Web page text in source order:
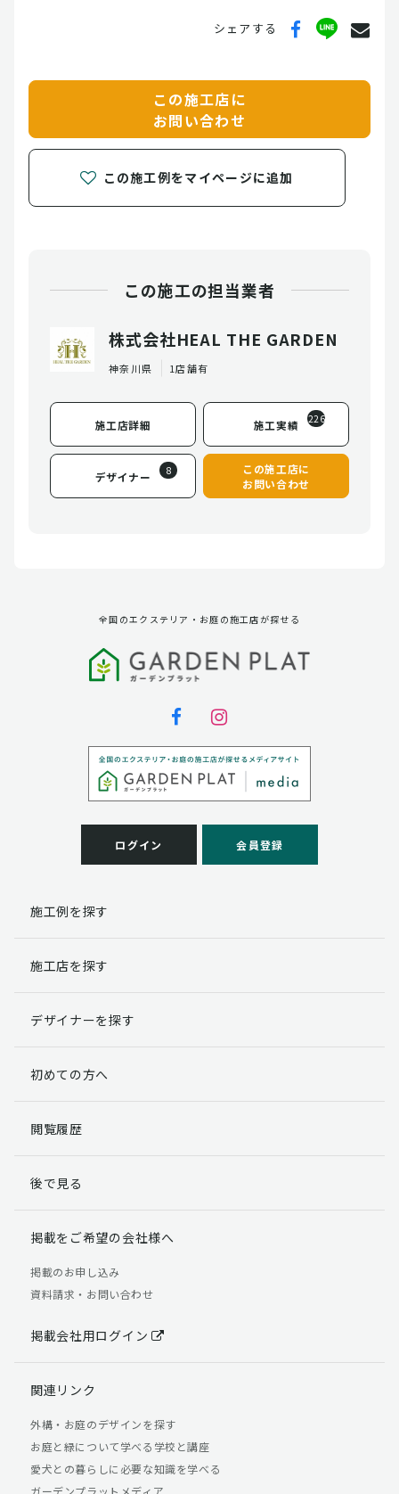
シェアする
この施工店に
お問い合わせ
この施工例をマイページに追加
この施工の担当業者
株式会社HEAL THE GARDEN
神奈川県 1店舗有
施工店詳細 施工実績 226
デザイナー 8
この施工店に
お問い合わせ
全国のエクステリア・お庭の施工店が探せる
ログイン 会員登録
施工例を探す
施工店を探す
デザイナーを探す
初めての方へ
閲覧履歴
後で見る
掲載をご希望の会社様へ
掲載のお申し込み
資料請求・お問い合わせ
掲載会社用ログイン
関連リンク
外構・お庭のデザインを探す
お庭と緑について学べる学校と講座
愛犬との暮らしに必要な知識を学べる
ガーデンプラットメディア